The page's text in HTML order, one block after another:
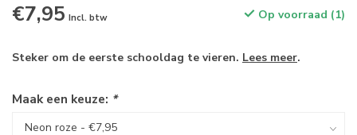
€7,95 Incl. btw Op voorraad (1)
Steker om de eerste schooldag te vieren. Lees meer.
Maak een keuze: *